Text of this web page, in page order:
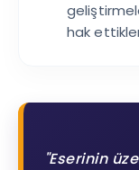
hak
"Eserinin